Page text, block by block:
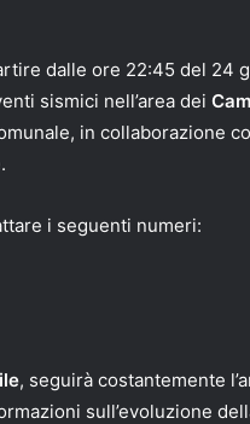
dalle ore 22:45 del 24
sismici nell’area dei
in collaborazione
i seguenti numeri:
, seguirà costantemente
sull’evoluzione